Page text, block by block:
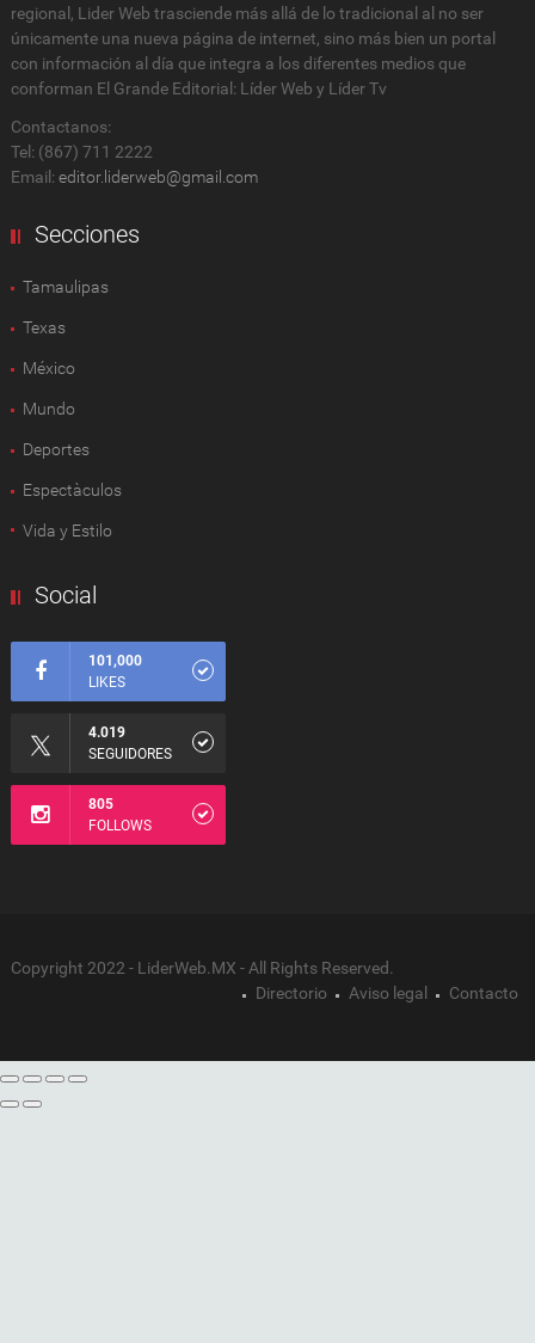
regional, Lider Web trasciende más allá de lo tradicional al no ser
únicamente una nueva página de internet, sino más bien un portal
con información al día que integra a los diferentes medios que
conforman El Grande Editorial: Líder Web y Líder Tv
Contactanos:
Tel: (867) 711 2222
Email: editor.liderweb@gmail.com
Secciones
Tamaulipas
Texas
México
Mundo
Deportes
Espectàculos
Vida y Estilo
Social
101,000
LIKES
4.019
SEGUIDORES
805
FOLLOWS
Copyright 2022 - LiderWeb.MX - All Rights Reserved.
Directorio
Aviso legal Contacto